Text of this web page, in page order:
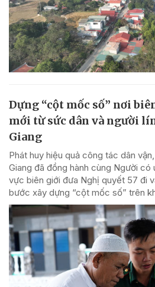
Dựng “cột mốc số” nơi
mới từ sức dân và người
Giang
Phát huy hiệu quả công tác dân
Giang đã đồng hành cùng Người có
vực biên giới đưa Nghị quyết 57 đi
bước xây dựng “cột mốc số” trên